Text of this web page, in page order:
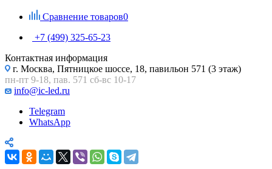
Сравнение товаров0
+7 (499) 325-65-23
Контактная информация
г. Москва, Пятницкое шоссе, 18, павильон 571 (3 этаж)
пн-пт 9-18, пав. 571 сб-вс 10-17
info@ic-led.ru
Telegram
WhatsApp